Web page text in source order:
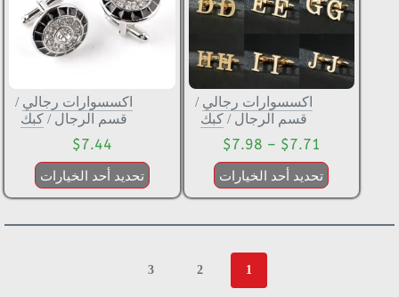
اكسسوارات رجالي /
قسم الرجال /كبك
$7.71
–
$7.98
تحديد أحد الخيارات
اكسسوارات رجالي /
قسم الرجال / كبك
$7.44
تحديد أحد الخيارات
1
2
3